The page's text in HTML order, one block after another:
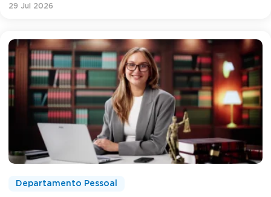
29 Jul 2026
Departamento Pessoal